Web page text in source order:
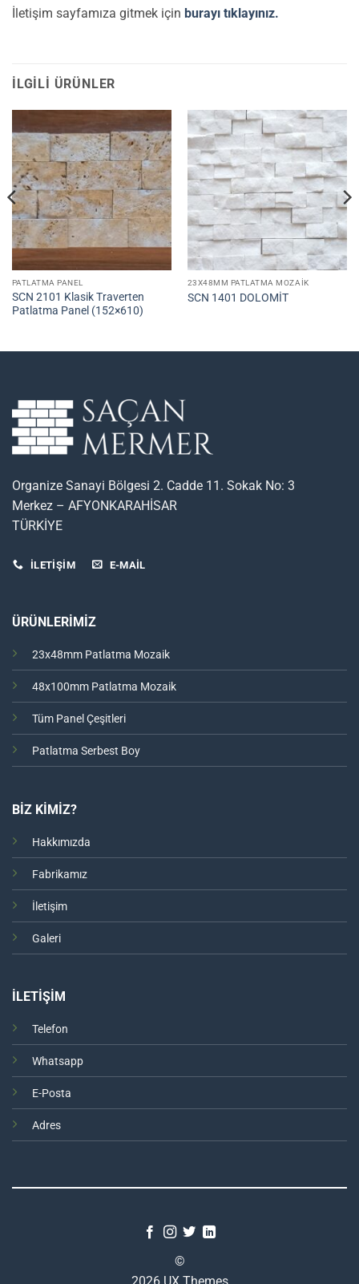
İletişim sayfamıza gitmek için burayı tıklayınız.
İLGILI ÜRÜNLER
PATLATMA PANEL
SCN 2101 Klasik Traverten
Patlatma Panel (152×610)
23X48MM PATLATMA MOZAIK
SCN 1401 DOLOMİT
Organize Sanayi Bölgesi 2. Cadde 11. Sokak No: 3
Merkez – AFYONKARAHİSAR
TÜRKİYE
İLETİŞİM E-MAIL
ÜRÜNLERİMİZ
23x48mm Patlatma Mozaik
48x100mm Patlatma Mozaik
Tüm Panel Çeşitleri
Patlatma Serbest Boy
BİZ KİMİZ?
Hakkımızda
Fabrikamız
İletişim
Galeri
İLETİŞİM
Telefon
Whatsapp
E-Posta
Adres
©